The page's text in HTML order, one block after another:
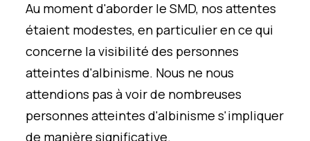
Au moment d'aborder le SMD, nos attentes
étaient modestes, en particulier en ce qui
concerne la visibilité des personnes
atteintes d'albinisme. Nous ne nous
attendions pas à voir de nombreuses
personnes atteintes d'albinisme s'impliquer
de manière significative.